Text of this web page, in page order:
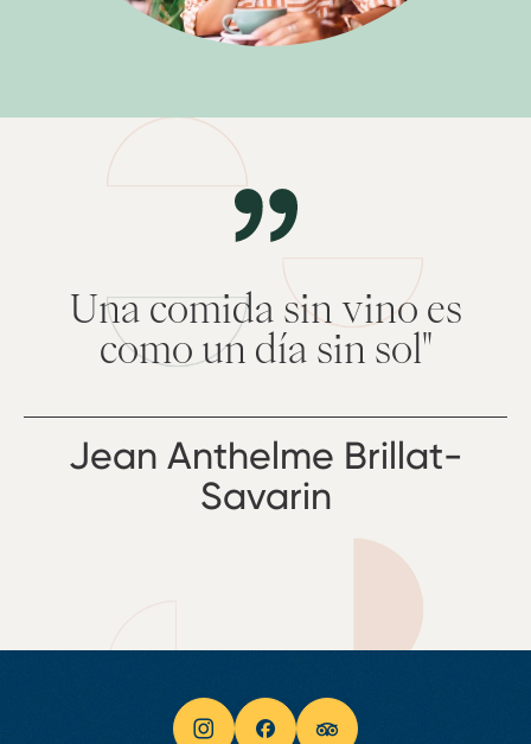
Una comida sin vino es
como un día sin sol"
Jean Anthelme Brillat-
Savarin